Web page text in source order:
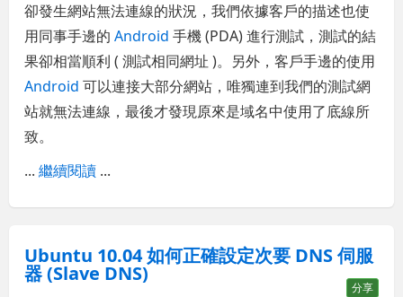
卻發生網站無法連線的狀況，我們依據客戶的描述也使
用同事手邊的Android 手機 (PDA) 進行測試，測試的結
果卻相當順利 ( 測試相同網址 )。另外，客戶手邊的使用
Android 可以連接大部分網站，唯獨連到我們的測試網
站就無法連線，最後才發現原來是域名中使用了底線所
致。
...繼續閱讀 ...
Ubuntu 10.04 如何正確設定次要 DNS 伺服
器 (Slave DNS)
分享